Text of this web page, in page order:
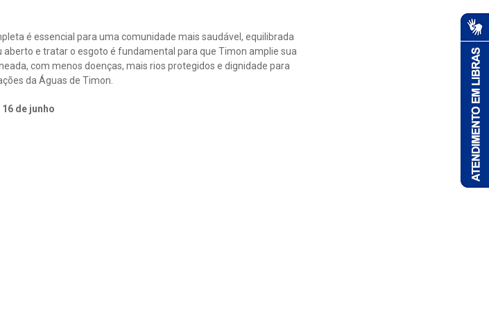
é essencial para uma comunidade mais saudável, equilibrada
e tratar o esgoto é fundamental para que Timon amplie sua
com menos doenças, mais rios protegidos e dignidade para
da Águas de Timon.
de junho